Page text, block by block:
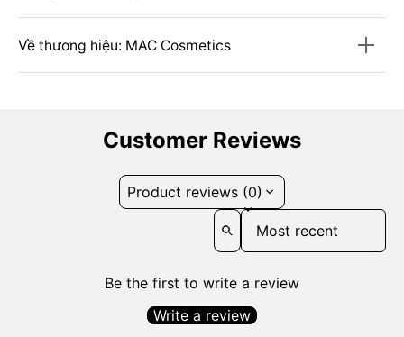
Về thương hiệu: MAC Cosmetics
Customer Reviews
Product reviews (0)
Sort reviews by
Be the first to write a review
Write a review